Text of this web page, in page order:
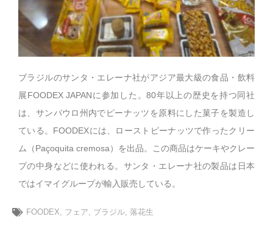
ブラジルのサンタ・エレーナ社がアジア最大級の食品・飲料
展FOODEX JAPANに参加した。80年以上の歴史を持つ同社
は、サンパウロ州内でピーナッツを原料にした菓子を製造し
ている。FOODEXには、ローストピーナッツで作ったクリー
ム（Paçoquita cremosa）を出品。この商品はケーキやクレー
プの中身などに使われる。サンタ・エレーナ社の製品は日本
ではイマイグループが輸入販売している。
FOODEX, フェア, ブラジル, 落花生